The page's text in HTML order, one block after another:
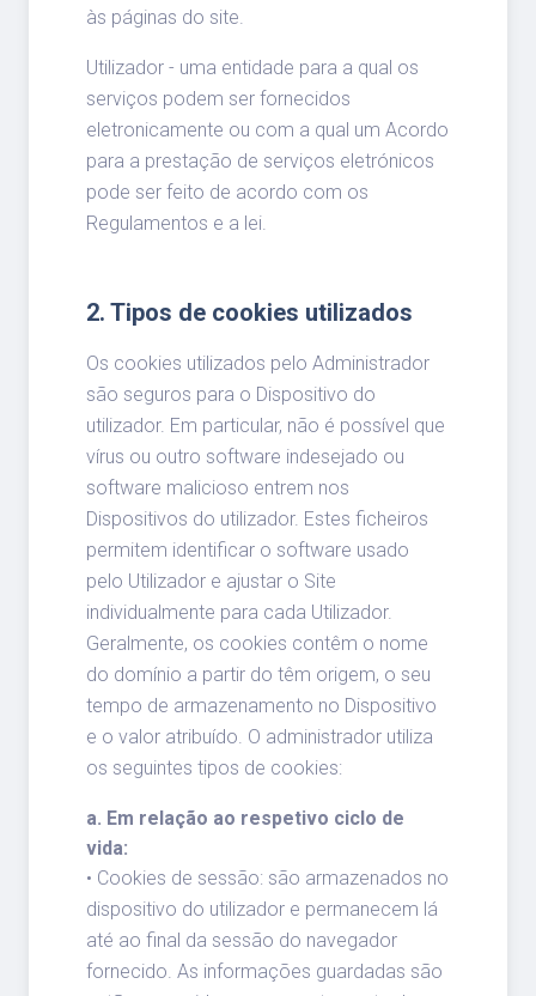
às páginas do site.
Utilizador - uma entidade para a qual os
serviços podem ser fornecidos
eletronicamente ou com a qual um Acordo
para a prestação de serviços eletrónicos
pode ser feito de acordo com os
Regulamentos e a lei.
2. Tipos de cookies utilizados
Os cookies utilizados pelo Administrador
são seguros para o Dispositivo do
utilizador. Em particular, não é possível que
vírus ou outro software indesejado ou
software malicioso entrem nos
Dispositivos do utilizador. Estes ficheiros
permitem identificar o software usado
pelo Utilizador e ajustar o Site
individualmente para cada Utilizador.
Geralmente, os cookies contêm o nome
do domínio a partir do têm origem, o seu
tempo de armazenamento no Dispositivo
e o valor atribuído. O administrador utiliza
os seguintes tipos de cookies:
a. Em relação ao respetivo ciclo de
vida:
• Cookies de sessão: são armazenados no
dispositivo do utilizador e permanecem lá
até ao final da sessão do navegador
fornecido. As informações guardadas são